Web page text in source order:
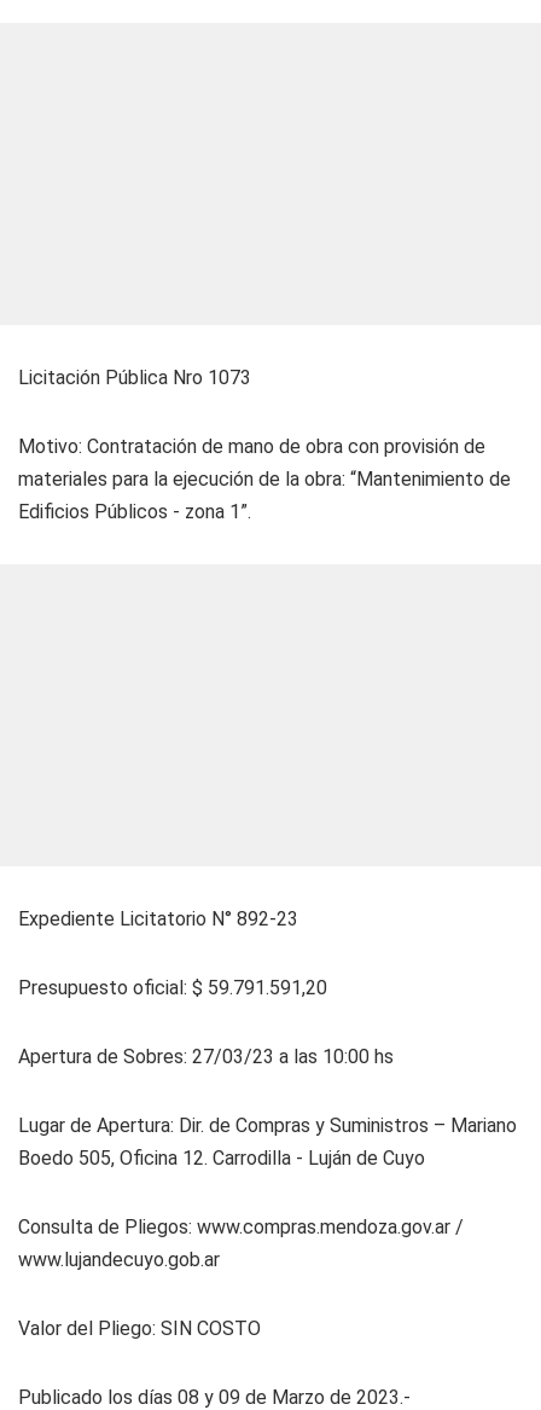
Licitación Pública Nro 1073
Motivo: Contratación de mano de obra con provisión de
materiales para la ejecución de la obra: “Mantenimiento de
Edificios Públicos - zona 1”.
Expediente Licitatorio N° 892-23
Presupuesto oficial: $ 59.791.591,20
Apertura de Sobres: 27/03/23 a las 10:00 hs
Lugar de Apertura: Dir. de Compras y Suministros – Mariano
Boedo 505, Oficina 12. Carrodilla - Luján de Cuyo
Consulta de Pliegos: www.compras.mendoza.gov.ar /
www.lujandecuyo.gob.ar
Valor del Pliego: SIN COSTO
Publicado los días 08 y 09 de Marzo de 2023.-